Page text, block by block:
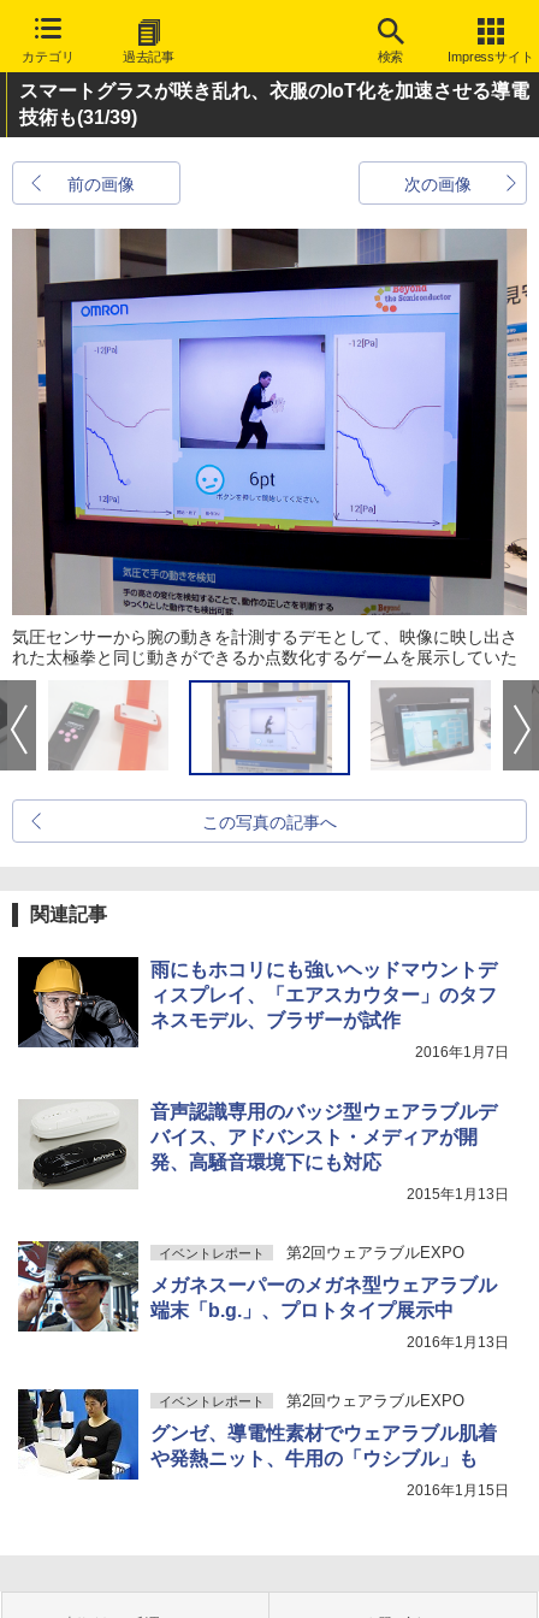
カテゴリ 過去記事 検索 Impressサイト
スマートグラスが咲き乱れ、衣服のIoT化を加速させる導電
技術も(31/39)
前の画像 次の画像
気圧センサーから腕の動きを計測するデモとして、映像に映し出さ
れた太極拳と同じ動きができるか点数化するゲームを展示していた
この写真の記事へ
関連記事
雨にもホコリにも強いヘッドマウントデ
ィスプレイ、「エアスカウター」のタフ
ネスモデル、ブラザーが試作
2016年1月7日
音声認識専用のバッジ型ウェアラブルデ
バイス、アドバンスト・メディアが開
発、高騒音環境下にも対応
2015年1月13日
イベントレポート 第2回ウェアラブルEXPO
メガネスーパーのメガネ型ウェアラブル
端末「b.g.」、プロトタイプ展示中
2016年1月13日
イベントレポート 第2回ウェアラブルEXPO
グンゼ、導電性素材でウェアラブル肌着
や発熱ニット、牛用の「ウシブル」も
2016年1月15日